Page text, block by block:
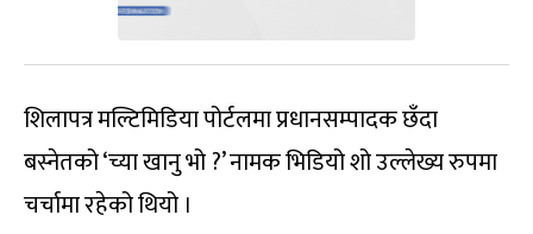
शिलापत्र मल्टिमिडिया पोर्टलमा प्रधानसम्पादक छँदा
बस्नेतको ‘च्या खानु भो ?’ नामक भिडियो शो उल्लेख्य रुपमा
चर्चामा रहेको थियो ।